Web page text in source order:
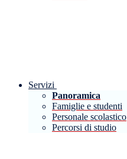
Servizi
Panoramica
Famiglie e studenti
Personale scolastico
Percorsi di studio